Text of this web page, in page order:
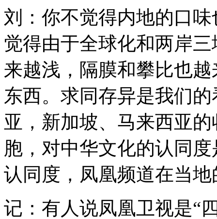
刘：你不觉得内地的口
觉得由于全球化和两岸
来越浅，隔膜和攀比也
东西。求同存异是我们
亚，新加坡、马来西亚
胞，对中华文化的认同
认同度，凤凰频道在当
记：有人说凤凰卫视是“